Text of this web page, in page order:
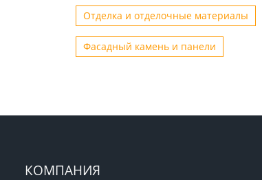
Отделка и отделочные материалы
Фасадный камень и панели
КОМПАНИЯ